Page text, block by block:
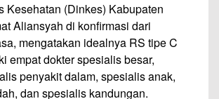
Kesehatan (Dinkes) Kabupaten
Aliansyah di konfirmasi dari
mengatakan idealnya RS tipe C
empat dokter spesialis besar,
penyakit dalam, spesialis anak,
dan spesialis kandungan.